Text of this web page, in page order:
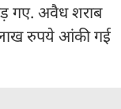
गए. अवैध शराब
रुपये आंकी गई